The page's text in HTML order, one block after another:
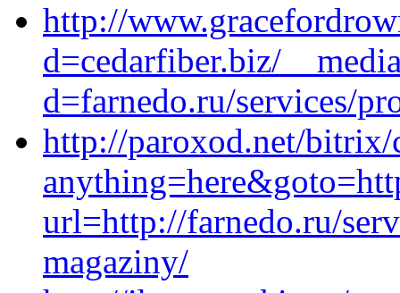
http://
d=cedarfiber.biz/
d=farnedo.ru/services/
http://paroxod.net/
url=http://farnedo.ru/
magaziny/